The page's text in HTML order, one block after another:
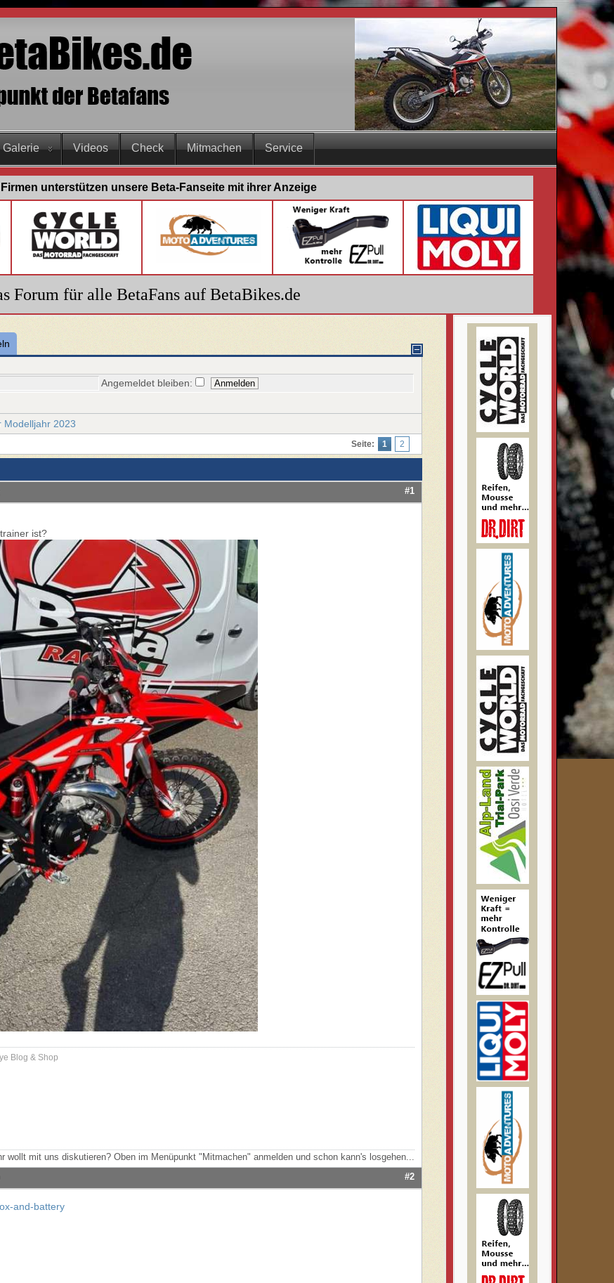
Galerie Videos Check Mitmachen Service
Firmen unterstützen unsere Beta-Fanseite mit ihrer Anzeige
Forum für alle BetaFans auf BetaBikes.de
Angemeldet bleiben:
Modelljahr 2023
Seite: 1 2
#1
ist?
Blog & Shop
wollt mit uns diskutieren? Oben im Menüpunkt "Mitmachen" anmelden und schon kann's losgehen...
#2
and-battery